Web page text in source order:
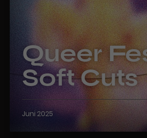
Queer
Soft Cuts
Juni 2025